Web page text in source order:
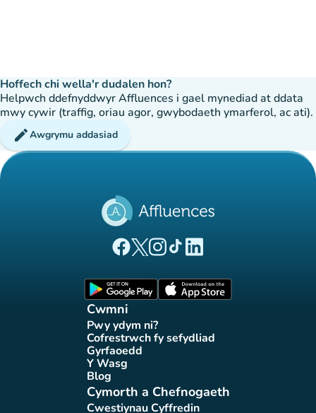
Hoffech chi wella'r dudalen hon?
Helpwch ddefnyddwyr Affluences i gael mynediad at ddata
mwy cywir (traffig, oriau agor, gwybodaeth ymarferol, ac ati).
editAwgrymu addasiad
(tab newydd)
(tab newydd)
(tab newydd)
(tab newydd)
(tab newydd)
Cwmni
Pwy ydym ni?
(tab newydd)
Cofrestrwch fy sefydliad
(tab newydd)
Gyrfaoedd(tab newydd)
Y Wasg(tab newydd)
Blog(tab newydd)
Cymorth a Chefnogaeth
Cwestiynau Cyffredin